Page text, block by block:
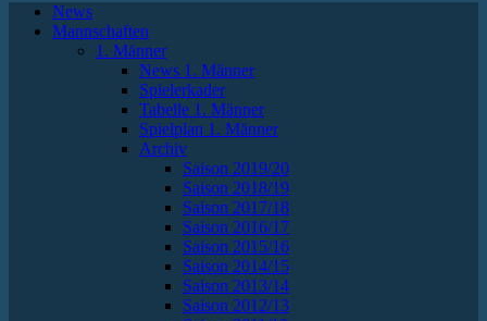
News
Mannschaften
1. Männer
News 1. Männer
Spielerkader
Tabelle 1. Männer
Spielplan 1. Männer
Archiv
Saison 2019/20
Saison 2018/19
Saison 2017/18
Saison 2016/17
Saison 2015/16
Saison 2014/15
Saison 2013/14
Saison 2012/13